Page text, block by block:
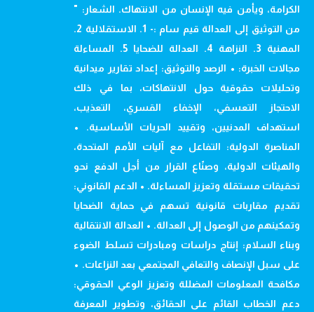
الكرامة، ويأمن فيه الإنسان من الانتهاك. الشعار: "
من التوثيق إلى العدالة قيم سام :- 1. الاستقلالية 2.
المهنية 3. النزاهة 4. العدالة للضحايا 5. المساءلة
مجالات الخبرة: • الرصد والتوثيق: إعداد تقارير ميدانية
وتحليلات حقوقية حول الانتهاكات، بما في ذلك
الاحتجاز التعسفي، الإخفاء القسري، التعذيب،
استهداف المدنيين، وتقييد الحريات الأساسية. •
المناصرة الدولية: التفاعل مع آليات الأمم المتحدة،
والهيئات الدولية، وصنّاع القرار من أجل الدفع نحو
تحقيقات مستقلة وتعزيز المساءلة. • الدعم القانوني:
تقديم مقاربات قانونية تسهم في حماية الضحايا
وتمكينهم من الوصول إلى العدالة. • العدالة الانتقالية
وبناء السلام: إنتاج دراسات ومبادرات تسلط الضوء
على سبل الإنصاف والتعافي المجتمعي بعد النزاعات. •
مكافحة المعلومات المضللة وتعزيز الوعي الحقوقي:
دعم الخطاب القائم على الحقائق، وتطوير المعرفة